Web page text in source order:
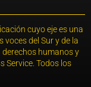
cuyo eje es una
del Sur y de la
humanos y
Service. Todos los